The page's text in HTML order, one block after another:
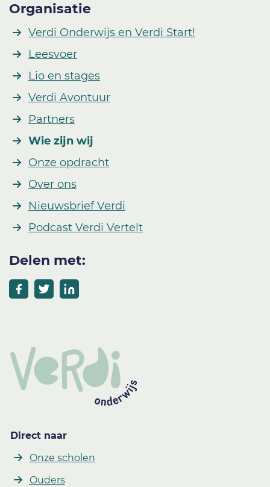
Organisatie
Verdi Onderwijs en Verdi Start!
Leesvoer
Lio en stages
Verdi Avontuur
Partners
Wie zijn wij
Onze opdracht
Over ons
Nieuwsbrief Verdi
Podcast Verdi Vertelt
Delen met:
Direct naar
Onze scholen
Ouders